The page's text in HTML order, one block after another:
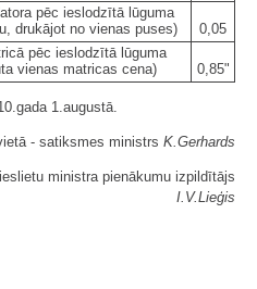
pēc ieslodzītā lūguma
drukājot no vienas puses)
0,05
pēc ieslodzītā lūguma
vienas matricas cena)
0,85"
1.augustā.
- satiksmes ministrs K.Gerhards
ministra pienākumu izpildītājs
I.V.Lieģis